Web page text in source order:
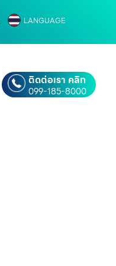
LANGUAGE
ติดต่อเรา คลิก
099-185-8000